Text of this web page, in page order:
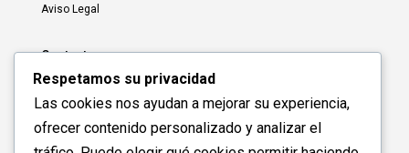
Aviso Legal
Contacto
+34 629 629 869
alain@alainjorda.com
Manresa, Barcelona, España
Respetamos su privacidad
Las cookies nos ayudan a mejorar su experiencia,
ofrecer contenido personalizado y analizar el